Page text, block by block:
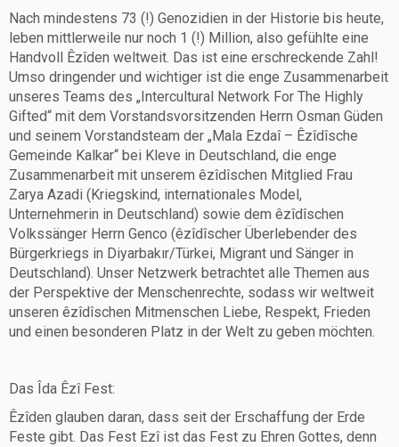
Nach mindestens 73 (!) Genozidien in der Historie bis heute,
leben mittlerweile nur noch 1 (!) Million, also gefühlte eine
Handvoll Êzîden weltweit. Das ist eine erschreckende Zahl!
Umso dringender und wichtiger ist die enge Zusammenarbeit
unseres Teams des „Intercultural Network For The Highly
Gifted“ mit dem Vorstandsvorsitzenden Herrn Osman Güden
und seinem Vorstandsteam der „Mala Ezdaî – Êzîdîsche
Gemeinde Kalkar“ bei Kleve in Deutschland, die enge
Zusammenarbeit mit unserem êzîdîschen Mitglied Frau
Zarya Azadi (Kriegskind, internationales Model,
Unternehmerin in Deutschland) sowie dem êzîdîschen
Volkssänger Herrn Genco (êzîdîscher Überlebender des
Bürgerkriegs in Diyarbakır/Türkei, Migrant und Sänger in
Deutschland). Unser Netzwerk betrachtet alle Themen aus
der Perspektive der Menschenrechte, sodass wir weltweit
unseren êzîdîschen Mitmenschen Liebe, Respekt, Frieden
und einen besonderen Platz in der Welt zu geben möchten.
Das Îda Êzî Fest:
Êzîden glauben daran, dass seit der Erschaffung der Erde
Feste gibt. Das Fest Ezî ist das Fest zu Ehren Gottes, denn